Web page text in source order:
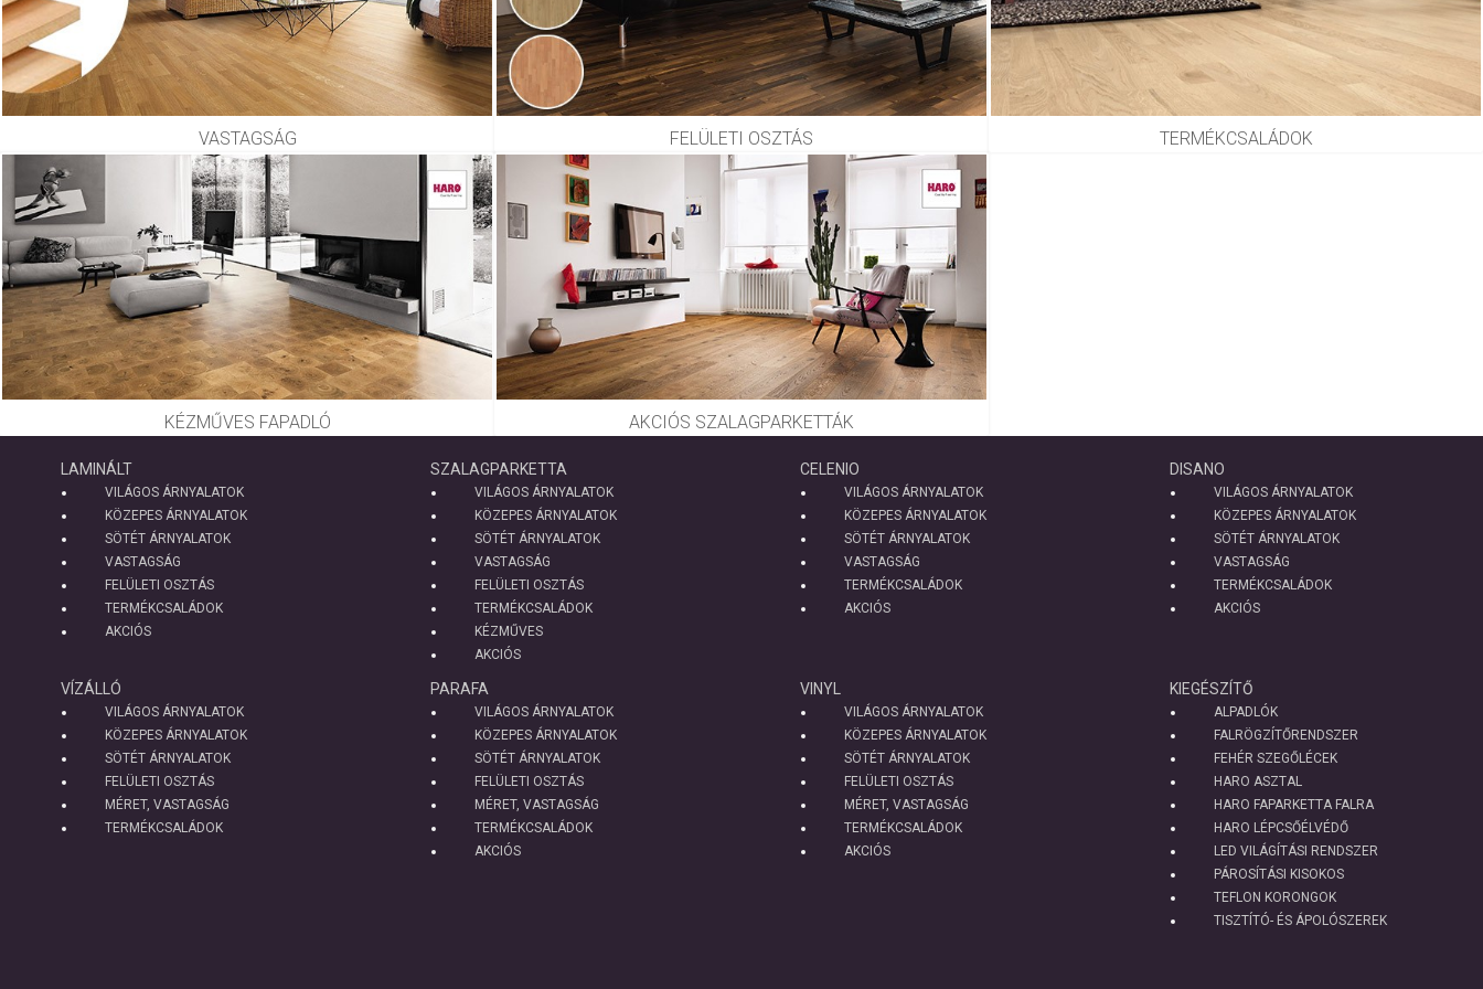
VASTAGSÁG FELÜLETI OSZTÁS TERMÉKCSALÁDOK
KÉZMŰVES FAPADLÓ AKCIÓS SZALAGPARKETTÁK
LAMINÁLT
VILÁGOS ÁRNYALATOK
KÖZEPES ÁRNYALATOK
SÖTÉT ÁRNYALATOK
VASTAGSÁG
FELÜLETI OSZTÁS
TERMÉKCSALÁDOK
AKCIÓS
SZALAGPARKETTA
VILÁGOS ÁRNYALATOK
KÖZEPES ÁRNYALATOK
SÖTÉT ÁRNYALATOK
VASTAGSÁG
FELÜLETI OSZTÁS
TERMÉKCSALÁDOK
KÉZMŰVES
AKCIÓS
CELENIO
VILÁGOS ÁRNYALATOK
KÖZEPES ÁRNYALATOK
SÖTÉT ÁRNYALATOK
VASTAGSÁG
TERMÉKCSALÁDOK
AKCIÓS
DISANO
VILÁGOS ÁRNYALATOK
KÖZEPES ÁRNYALATOK
SÖTÉT ÁRNYALATOK
VASTAGSÁG
TERMÉKCSALÁDOK
AKCIÓS
VÍZÁLLÓ
VILÁGOS ÁRNYALATOK
KÖZEPES ÁRNYALATOK
SÖTÉT ÁRNYALATOK
FELÜLETI OSZTÁS
MÉRET, VASTAGSÁG
TERMÉKCSALÁDOK
PARAFA
VILÁGOS ÁRNYALATOK
KÖZEPES ÁRNYALATOK
SÖTÉT ÁRNYALATOK
FELÜLETI OSZTÁS
MÉRET, VASTAGSÁG
TERMÉKCSALÁDOK
AKCIÓS
VINYL
VILÁGOS ÁRNYALATOK
KÖZEPES ÁRNYALATOK
SÖTÉT ÁRNYALATOK
FELÜLETI OSZTÁS
MÉRET, VASTAGSÁG
TERMÉKCSALÁDOK
AKCIÓS
KIEGÉSZÍTŐ
ALPADLÓK
FALRÖGZÍTŐRENDSZER
FEHÉR SZEGŐLÉCEK
HARO ASZTAL
HARO FAPARKETTA FALRA
HARO LÉPCSŐÉLVÉDŐ
LED VILÁGÍTÁSI RENDSZER
PÁROSÍTÁSI KISOKOS
TEFLON KORONGOK
TISZTÍTÓ- ÉS ÁPOLÓSZEREK